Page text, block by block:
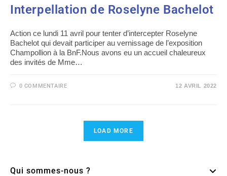
Interpellation de Roselyne Bachelot
Action ce lundi 11 avril pour tenter d’intercepter Roselyne
Bachelot qui devait participer au vernissage de l’exposition
Champollion à la BnF.Nous avons eu un accueil chaleureux
des invités de Mme…
0 COMMENTAIRE 12 AVRIL 2022
LOAD MORE
Qui sommes-nous ?